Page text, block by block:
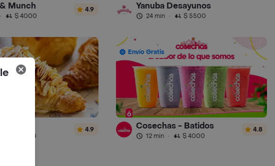
Munch
· $ 4000
4.9 Yanuba Desayunos
24 min · $ 5500
$ 4500
4.9
Envío Gratis
Cosechas - Batidos
12 min · $ 4000
4.8